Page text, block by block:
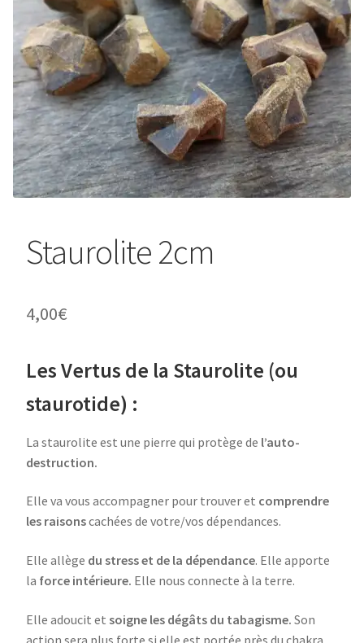
Staurolite 2cm
4,00€
Les Vertus de la Staurolite (ou
staurotide) :
La staurolite est une pierre qui protège de l’auto-
destruction.
Elle va vous accompagner pour trouver et comprendre
les raisonscachées de votre/vos dépendances.
Elle allège du stress et de la dépendance. Elle apporte
la force intérieure. Elle nous connecte à la terre.
Elle adoucit et soigne les dégâts du tabagisme. Son
action sera plus forte si elle est portée près du chakra